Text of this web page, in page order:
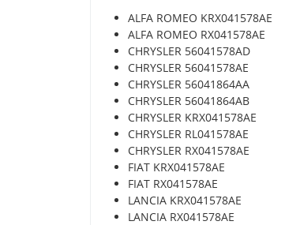
ALFA ROMEO KRX041578AE
ALFA ROMEO RX041578AE
CHRYSLER 56041578AD
CHRYSLER 56041578AE
CHRYSLER 56041864AA
CHRYSLER 56041864AB
CHRYSLER KRX041578AE
CHRYSLER RL041578AE
CHRYSLER RX041578AE
FIAT KRX041578AE
FIAT RX041578AE
LANCIA KRX041578AE
LANCIA RX041578AE